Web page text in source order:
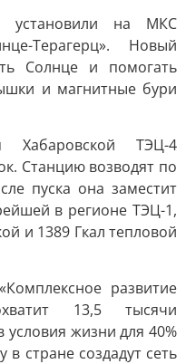
установили на МКС
Терагерц». Новый
Солнце и помогать
и магнитные бури
ТЭЦ-4
Станцию возводят по
пуска она заместит
в регионе ТЭЦ-1,
и 1389 Гкал тепловой
развитие
13,5 тысячи
условия жизни для 40%
в стране создадут сеть